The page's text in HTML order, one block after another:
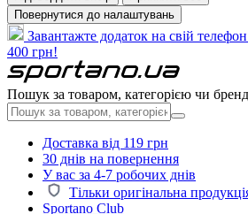
Повернутися до налаштувань
Завантажте додаток на свій
400 грн!
Пошук за товаром, категорією чи
Доставка від 119 грн
30 днів на повернення
У вас за 4-7 робочих днів
Тільки оригінальна
Sportano Club